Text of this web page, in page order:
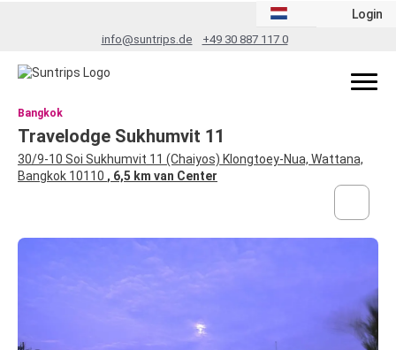
info@suntrips.de +49 30 887 117 0
Login
Bangkok
Travelodge Sukhumvit 11
30/9-10 Soi Sukhumvit 11 (Chaiyos) Klongtoey-Nua, Wattana,
Bangkok 10110 , 6,5 km van Center